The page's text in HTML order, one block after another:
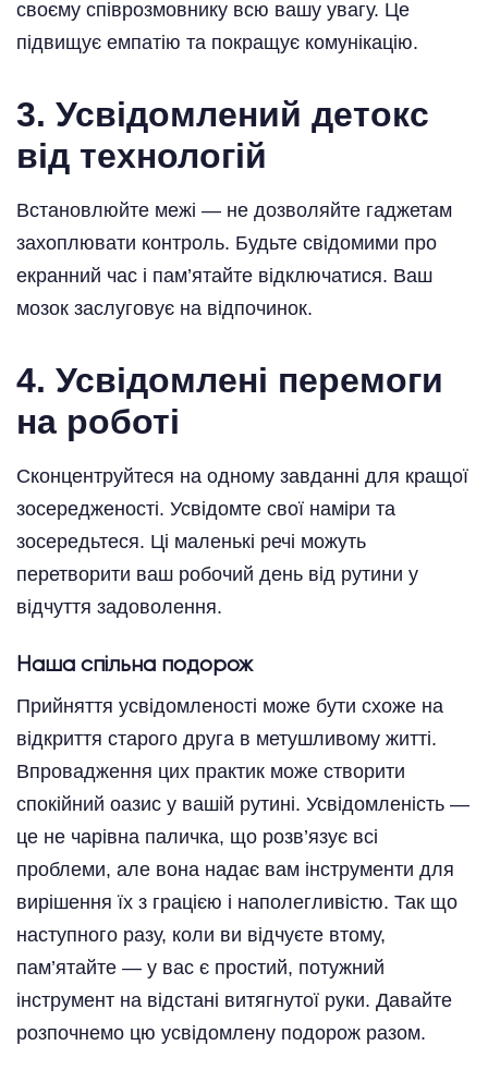
своєму співрозмовнику всю вашу увагу. Це
підвищує емпатію та покращує комунікацію.
3. Усвідомлений детокс
від технологій
Встановлюйте межі — не дозволяйте гаджетам
захоплювати контроль. Будьте свідомими про
екранний час і пам’ятайте відключатися. Ваш
мозок заслуговує на відпочинок.
4. Усвідомлені перемоги
на роботі
Сконцентруйтеся на одному завданні для кращої
зосередженості. Усвідомте свої наміри та
зосередьтеся. Ці маленькі речі можуть
перетворити ваш робочий день від рутини у
відчуття задоволення.
Наша спільна подорож
Прийняття усвідомленості може бути схоже на
відкриття старого друга в метушливому житті.
Впровадження цих практик може створити
спокійний оазис у вашій рутині. Усвідомленість —
це не чарівна паличка, що розв’язує всі
проблеми, але вона надає вам інструменти для
вирішення їх з грацією і наполегливістю. Так що
наступного разу, коли ви відчуєте втому,
пам’ятайте — у вас є простий, потужний
інструмент на відстані витягнутої руки. Давайте
розпочнемо цю усвідомлену подорож разом.